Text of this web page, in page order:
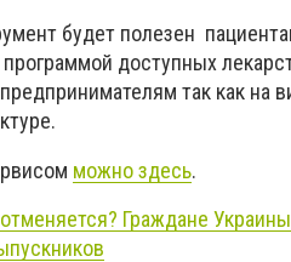
будет полезен
доступных
так как на
можно здесь.
Граждане